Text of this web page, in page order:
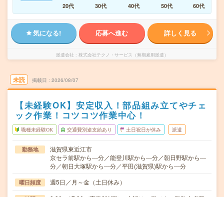
20代
30代 40代 50代 60代
気になる! 応募へ進む 詳しく見る
派遣会社 株式会社テクノ・サービス（無期雇用派遣）
未読 掲載日 2026/08/07
【未経験OK】安定収入！部品組み立てやチェ
ック作業！コツコツ作業中心！
職種未経験OK 交通費別途支給あり 土日祝日が休み 派遣
勤務地
滋賀県東近江市
京セラ前駅から---分／能登川駅から---分／朝日野駅から---
分／朝日大塚駅から---分／平田(滋賀県)駅から---分
曜日頻度 週5日／月～金（土日休み）